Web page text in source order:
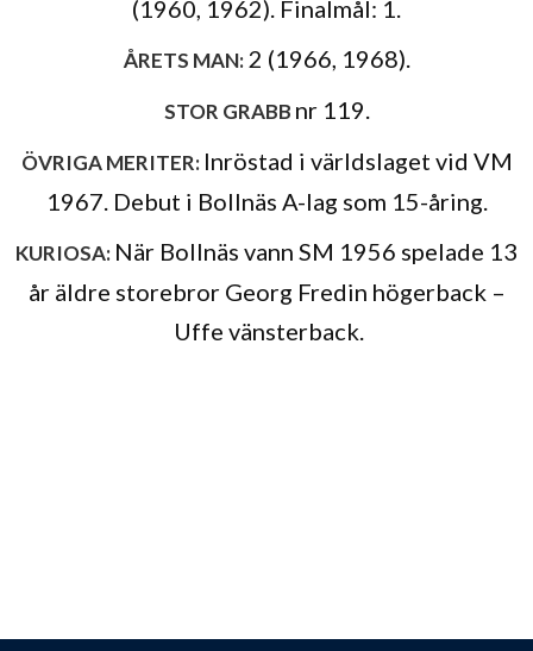
(1960, 1962). Finalmål: 1.
ÅRETS MAN:2 (1966, 1968).
STOR GRABB nr 119.
ÖVRIGA MERITER: Inröstad i världslaget vid VM
1967. Debut i Bollnäs A-lag som 15-åring.
KURIOSA: När Bollnäs vann SM 1956 spelade 13
år äldre storebror Georg Fredin högerback –
Uffe vänsterback.